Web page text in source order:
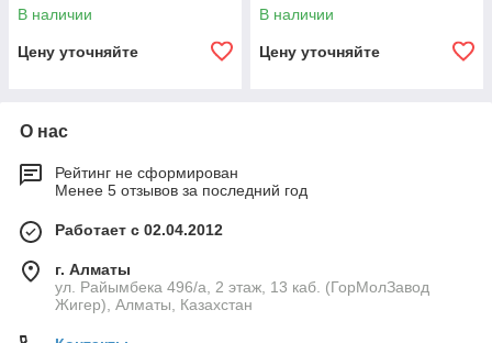
В наличии
Цену уточняйте
В наличии
Цену уточняйте
О нас
Рейтинг не сформирован
Менее 5 отзывов за последний год
Работает с 02.04.2012
г. Алматы
ул. Райымбека 496/а, 2 этаж, 13 каб. (ГорМолЗавод
Жигер), Алматы, Казахстан